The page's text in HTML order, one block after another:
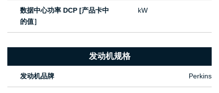
数据中心功率 DCP [产品卡中
的值］
kW
发动机规格
发动机品牌 Perkins